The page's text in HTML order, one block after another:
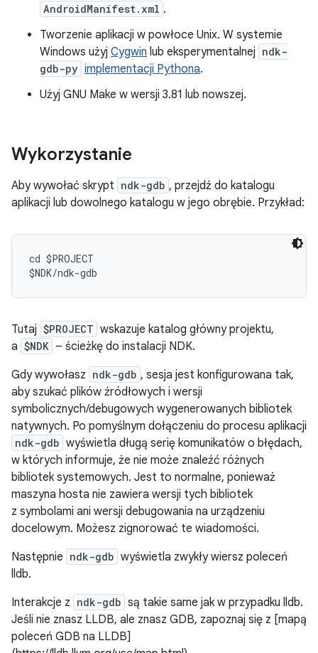
AndroidManifest.xml .
Tworzenie aplikacji w powłoce Unix. W systemie
Windows użyj Cygwin lub eksperymentalnej ndk-
gdb-py implementacji Pythona.
Użyj GNU Make w wersji 3.81 lub nowszej.
Wykorzystanie
Aby wywołać skrypt ndk-gdb , przejdź do katalogu
aplikacji lub dowolnego katalogu w jego obrębie. Przykład:
cd $PROJECT
Tutaj $PROJECT wskazuje katalog główny projektu,
a $NDK – ścieżkę do instalacji NDK.
Gdy wywołasz ndk-gdb , sesja jest konfigurowana tak,
aby szukać plików źródłowych i wersji
symbolicznych/debugowych wygenerowanych bibliotek
natywnych. Po pomyślnym dołączeniu do procesu aplikacji
ndk-gdb wyświetla długą serię komunikatów o błędach,
w których informuje, że nie może znaleźć różnych
bibliotek systemowych. Jest to normalne, ponieważ
maszyna hosta nie zawiera wersji tych bibliotek
z symbolami ani wersji debugowania na urządzeniu
docelowym. Możesz zignorować te wiadomości.
Następnie ndk-gdb wyświetla zwykły wiersz poleceń
lldb.
Interakcje z ndk-gdb są takie same jak w przypadku lldb.
Jeśli nie znasz LLDB, ale znasz GDB, zapoznaj się z [mapą
poleceń GDB na LLDB]